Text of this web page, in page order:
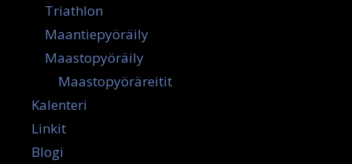
Triathlon
Maantiepyöräily
Maastopyöräily
Maastopyöräreitit
Kalenteri
Linkit
Blogi